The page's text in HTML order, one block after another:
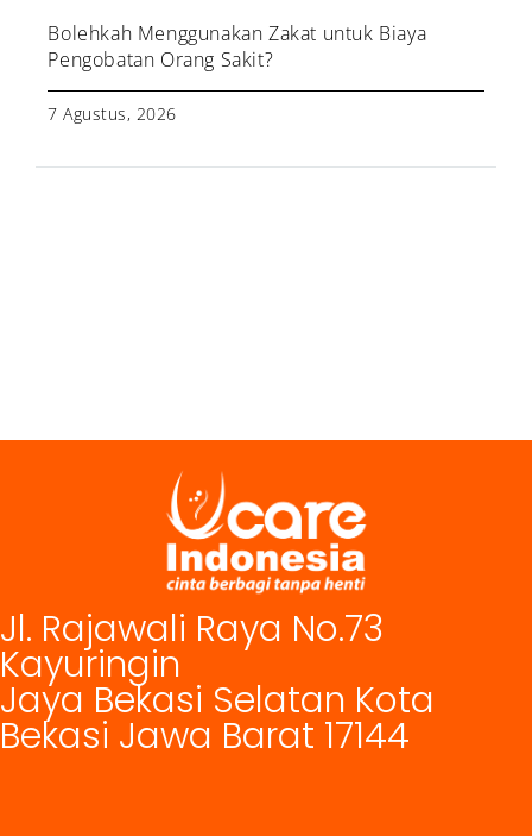
Bolehkah Menggunakan Zakat untuk Biaya
Pengobatan Orang Sakit?
7 Agustus, 2026
Jl. Rajawali Raya No.73
Kayuringin
Jaya Bekasi Selatan Kota
Bekasi Jawa Barat 17144